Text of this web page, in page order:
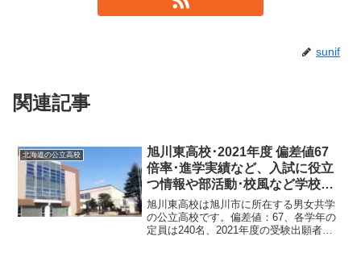
sunif
関連記事
北海道の公立高校
旭川東高校･2021年度 偏差値67
倍率･進学実績など、入試に役立
つ情報や部活動･校風など学校の
特徴を調査しました。
旭川東高校は旭川市に所在する男女共学
の公立高校です。偏差値：67、各学年の
定員は240名、2021年度の受験出願者数